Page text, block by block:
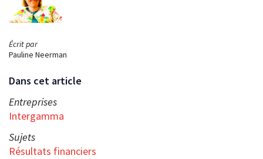
Écrit par
Pauline Neerman
Dans cet article
Entreprises
Intergamma
Sujets
Résultats financiers